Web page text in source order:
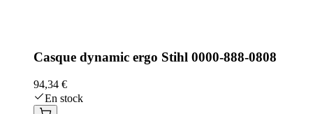
Casque dynamic ergo Stihl 0000-888-0808
94,34 €
En stock